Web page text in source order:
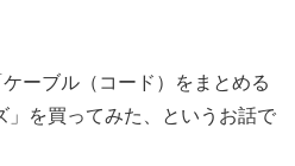
ーブル（コード）をまとめる
」を買ってみた、というお話で